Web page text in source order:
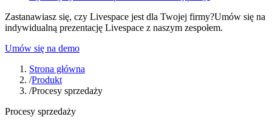
Zastanawiasz się, czy Livespace jest dla Twojej firmy?Umów się na
indywidualną prezentację Livespace z naszym zespołem.
Umów się na demo
Strona główna
/Produkt
/Procesy sprzedaży
Procesy sprzedaży